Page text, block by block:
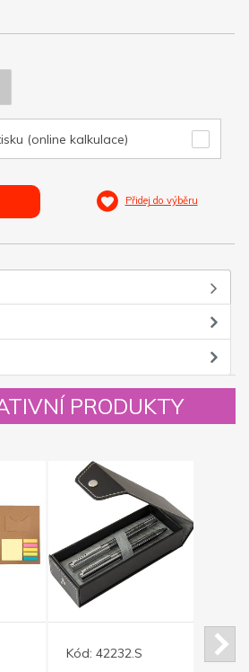
(online kalkulace)
Přidej do výběru
PRODUKTY
Kód: 42232.S
Kód: